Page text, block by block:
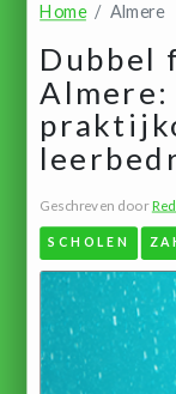
Home Almere
Dubbel
Almere:
Geschreven door
SCHOLEN